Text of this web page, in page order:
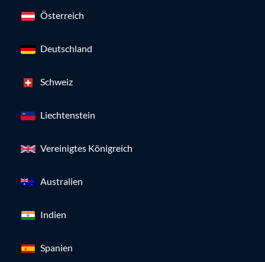
Österreich
Deutschland
Schweiz
Liechtenstein
Vereinigtes Königreich
Australien
Indien
Spanien